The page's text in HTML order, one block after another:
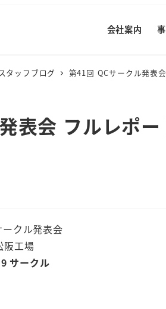
会社案内
スタッフブログ 第41回 QCサークル発表
表会 フルレポー
ークル発表会
阪工場
9 サークル